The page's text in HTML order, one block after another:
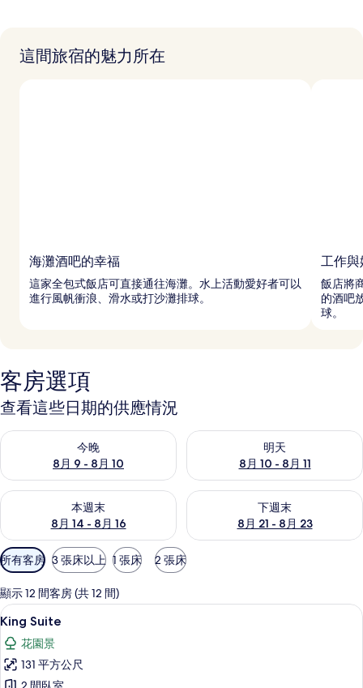
這間旅宿的魅力所在
海灘酒吧的幸福
這家全包式飯店可直接通往海灘。水上活動愛好者可以
進行風帆衝浪、滑水或打沙灘排球。
工作
飯店將
的酒吧
球。
客房選項
查看這些日期的供應情況
今晚
8月 9 - 8月 10
查看今晚 (8月 9 - 8月 10) 的供應情況
明天
8月 10 - 8月 11
查看明天 (8月 10 - 8月 11) 的
本週末
8月 14 - 8月 16
查看本週末 (8月 14 - 8月 16) 的供應情況
下週末
8月 21 - 8月 23
查看下週末 (8月 21 - 8月 23)
可
用
的
客
房
篩
選
條
所有客房 3 張床以上 1 張床 2 張床
顯示 12 間客房 (共 12 間)
顯
示
King
Suite
King Suite | 免費迷你吧、客房內保險
7
King Suite
花園景
131 平方公尺